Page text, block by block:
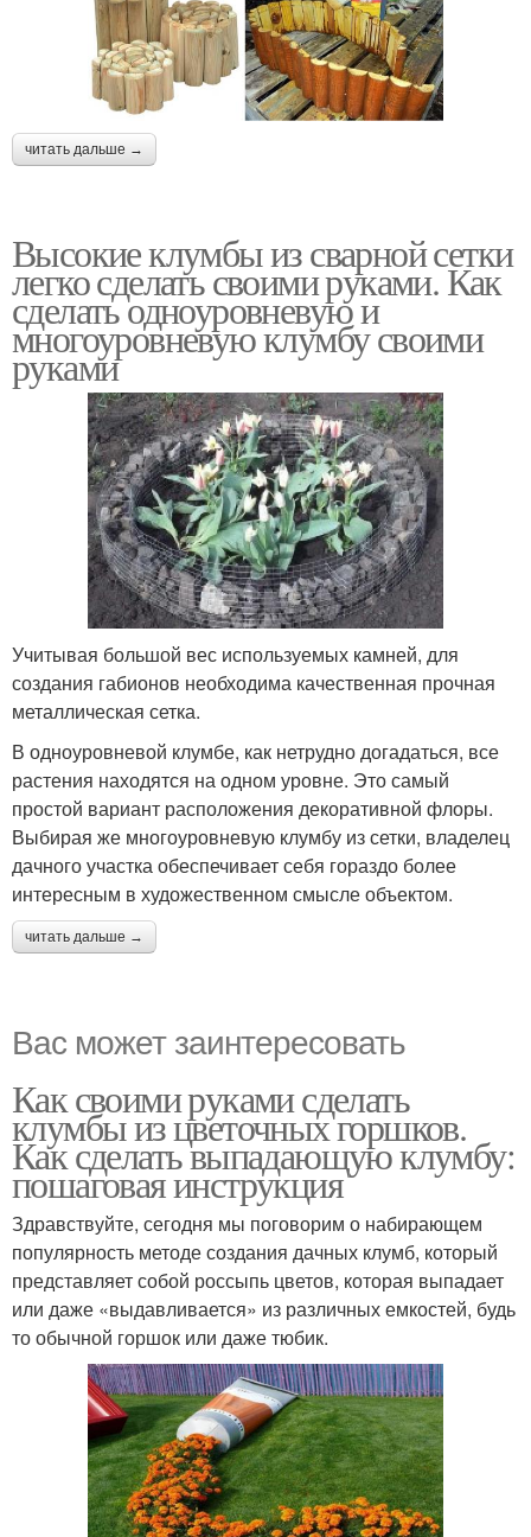
читать дальше →
Высокие клумбы из сварной сетки
легко сделать своими руками. Как
сделать одноуровневую и
многоуровневую клумбу своими
руками
Учитывая большой вес используемых камней, для
создания габионов необходима качественная прочная
металлическая сетка.
В одноуровневой клумбе, как нетрудно догадаться, все
растения находятся на одном уровне. Это самый
простой вариант расположения декоративной флоры.
Выбирая же многоуровневую клумбу из сетки, владелец
дачного участка обеспечивает себя гораздо более
интересным в художественном смысле объектом.
читать дальше →
Вас может заинтересовать
Как своими руками сделать
клумбы из цветочных горшков.
Как сделать выпадающую клумбу:
пошаговая инструкция
Здравствуйте, сегодня мы поговорим о набирающем
популярность методе создания дачных клумб, который
представляет собой россыпь цветов, которая выпадает
или даже «выдавливается» из различных емкостей, будь
то обычной горшок или даже тюбик.